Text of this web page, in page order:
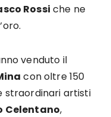
Rossi che ne
venduto il
con oltre 150
straordinari artisti
Celentano,